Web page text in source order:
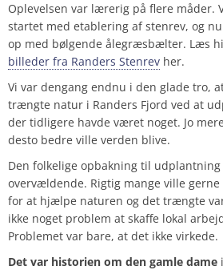
Oplevelsen var lærerig på flere måder.
startet med etablering af stenrev, og
op med bølgende ålegræsbælter. Læs
billeder fra Randers Stenrev her.
Vi var dengang endnu i den glade tro,
trængte natur i Randers Fjord ved at
der tidligere havde været noget. Jo
desto bedre ville verden blive.
Den folkelige opbakning til
overvældende. Rigtig mange ville
for at hjælpe naturen og det trængte
ikke noget problem at skaffe lokal
Problemet var bare, at det ikke virkede.
Det var historien om den gamle dame